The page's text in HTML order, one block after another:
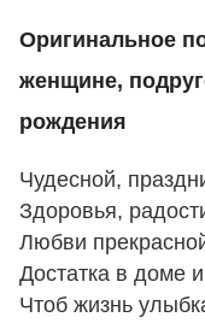
Оригинальное
женщине,
рождения
Чудесной,
Здоровья,
Любви
Достатка в доме
Чтоб жизнь